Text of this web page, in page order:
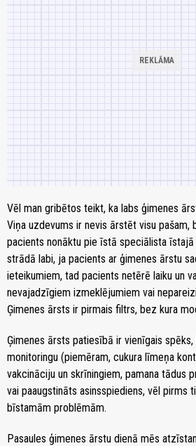
Vēl man gribētos teikt, ka labs ģimenes
Viņa uzdevums ir nevis ārstēt visu pašam,
pacients nonāktu pie īstā speciālista
strādā labi, ja pacients ar ģimenes ārstu
ieteikumiem, tad pacients netērē laiku un
nevajadzīgiem izmeklējumiem vai
Ģimenes ārsts ir pirmais filtrs, bez kura
Ģimenes ārsts patiesībā ir vienīgais
monitoringu (piemēram, cukura līmeņa
vakcināciju un skrīningiem, pamana tādus
vai paaugstināts asinsspiediens, vēl pirms
bīstamām problēmām.
Pasaules ģimenes ārstu dienā mēs